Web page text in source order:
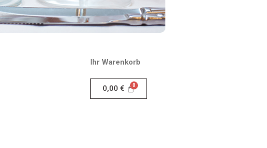
Ihr Warenkorb
0,00 €